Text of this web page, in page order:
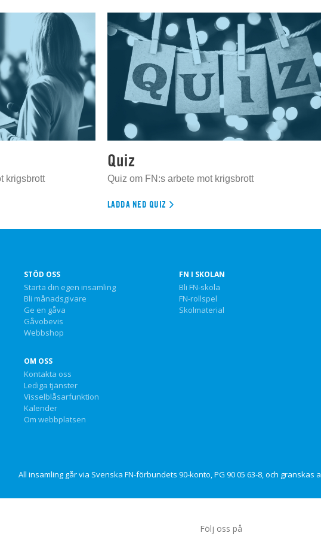
krigsbrott
Quiz
Quiz om FN:s arbete mot krigsbrott
LADDA NED QUIZ
STÖD OSS
Starta din egen insamling
Bli månadsgivare
Ge en gåva
Gåvobevis
Webbshop
FN I SKOLAN
Bli FN-skola
FN-rollspel
Skolmaterial
OM OSS
Kontakta oss
Lediga tjänster
Visselblåsarfunktion
Kalender
Om webbplatsen
All insamling går via Svenska FN-förbundets 90-konto, PG 90 05 63-8, och granskas
Följ oss på